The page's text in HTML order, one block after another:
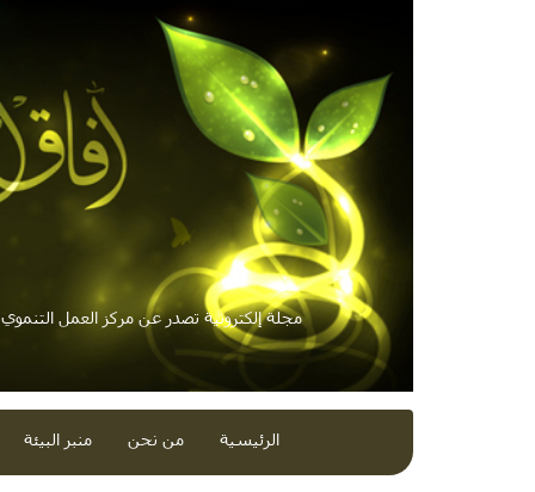
مجلة إلكترونية تصدر عن مركز العمل
الرئيسية من نحن منبر البيئة